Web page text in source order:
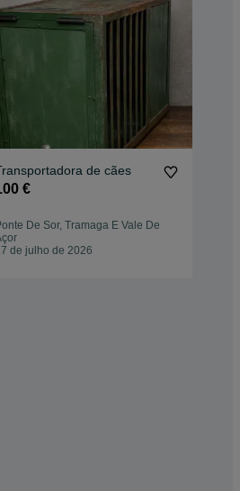
de cães
€
De Sor, Tramaga E Vale De
de julho de 2026